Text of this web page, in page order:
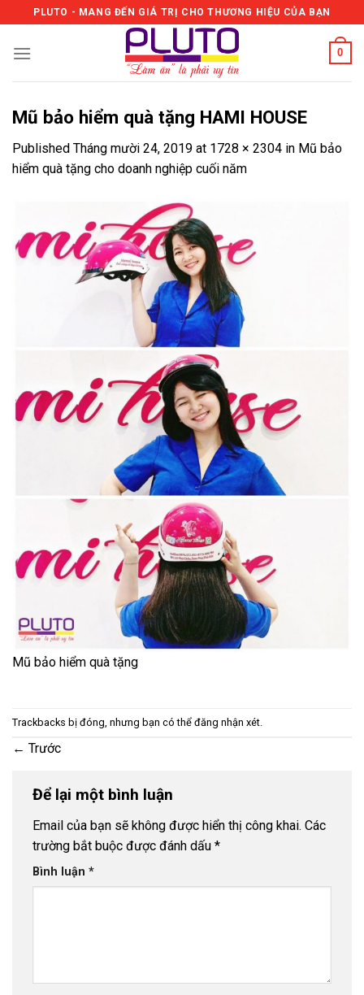
to
content
PLUTO - MANG ĐẾN GIÁ TRỊ CHO THƯƠNG HIỆU CỦA BẠN
0
Mũ bảo hiểm quà tặng HAMI HOUSE
Published Tháng mười 24, 2019 at 1728 × 2304 in Mũ bảo
hiểm quà tặng cho doanh nghiệp cuối năm
Mũ bảo hiểm quà tặng
Trackbacks bị đóng, nhưng bạn có thể đăng nhận xét
← Trước
Để lại một bình luận
Email của bạn sẽ không được hiển thị công khai. Các
trường bắt buộc được đánh dấu *
Bình luận *